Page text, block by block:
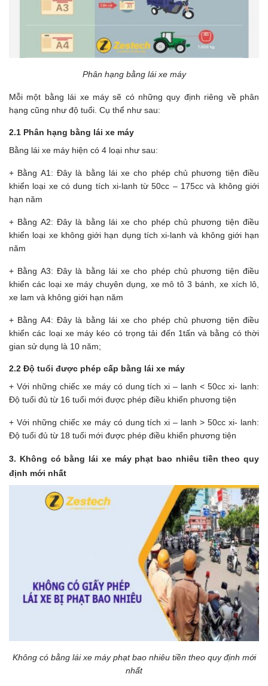
Phân hạng bằng lái xe máy
Mỗi một bằng lái xe máy sẽ có những quy định riêng về phân
hạng cũng như độ tuổi. Cụ thể như sau:
2.1 Phân hạng bằng lái xe máy
Bằng lái xe máy hiện có 4 loại như sau:
+ Bằng A1: Đây là bằng lái xe cho phép chủ phương tiện điều
khiển loại xe có dung tích xi-lanh từ 50cc – 175cc và không giới
hạn năm
+ Bằng A2: Đây là bằng lái xe cho phép chủ phương tiện điều
khiển loại xe không giới hạn dụng tích xi-lanh và không giới hạn
năm
+ Bằng A3: Đây là bằng lái xe cho phép chủ phương tiện điều
khiển các loại xe máy chuyên dụng, xe mô tô 3 bánh, xe xích lô,
xe lam và không giới hạn năm
+ Bằng A4: Đây là bằng lái xe cho phép chủ phương tiện điều
khiển các loại xe máy kéo có trọng tải đến 1tấn và bằng có thời
gian sử dụng là 10 năm;
2.2 Độ tuổi được phép cấp bằng lái xe máy
+ Với những chiếc xe máy có dung tích xi – lanh < 50cc xi- lanh:
Độ tuổi đủ từ 16 tuổi mới được phép điều khiển phương tiện
+ Với những chiếc xe máy có dung tích xi – lanh > 50cc xi- lanh:
Độ tuổi đủ từ 18 tuổi mới được phép điều khiển phương tiện
3. Không có bằng lái xe máy phạt bao nhiêu tiền theo quy
định mới nhất
Không có bằng lái xe máy phạt bao nhiêu tiền theo quy định mới
nhất